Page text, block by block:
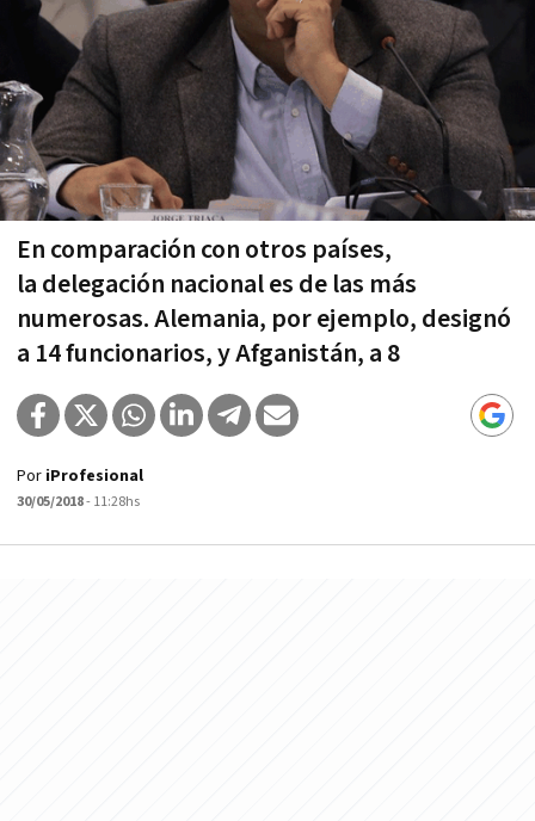
En comparación con otros países,
la delegación nacional es de las más
numerosas. Alemania, por ejemplo, designó
a 14 funcionarios, y Afganistán, a 8
Por iProfesional
30/05/2018- 11:28hs